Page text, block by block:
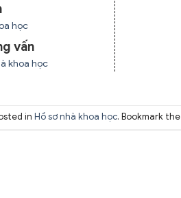
học
vấn
khoa học
in Hồ sơ nhà khoa học. Bookmark the